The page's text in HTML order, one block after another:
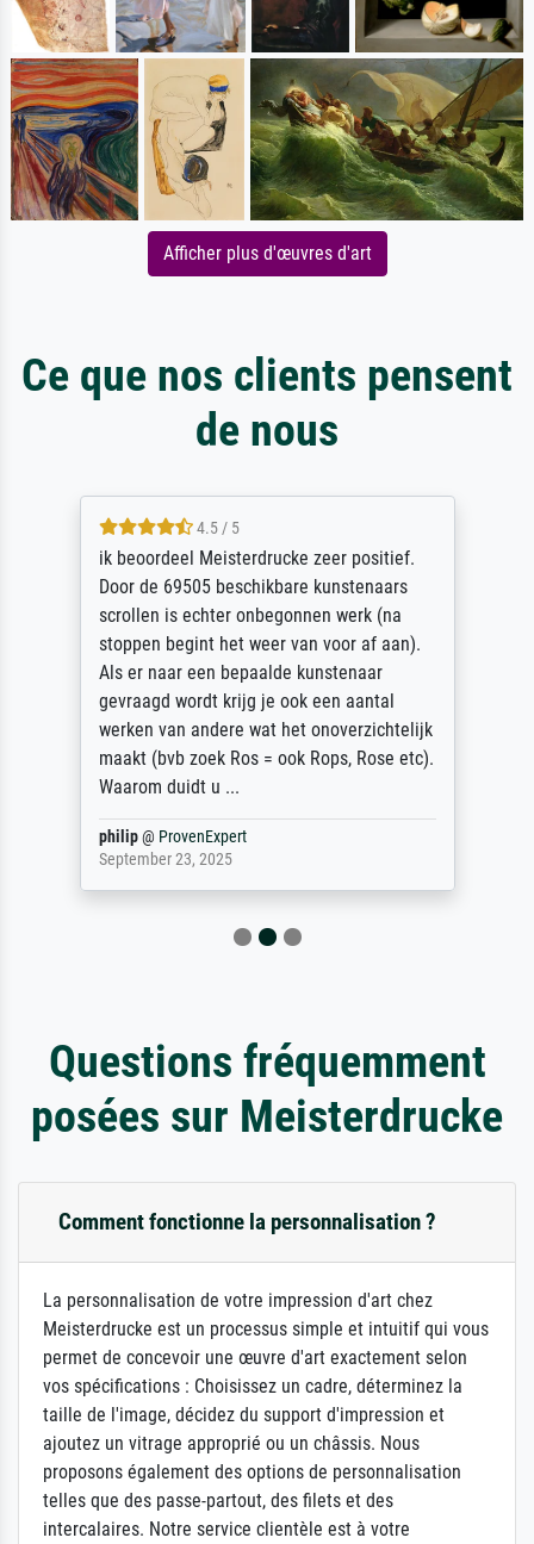
Afficher plus d'œuvres d'art
Ce que nos clients pensent
de nous
4.5 / 5
ik beoordeel Meisterdrucke zeer positief.
Door de 69505 beschikbare kunstenaars
scrollen is echter onbegonnen werk (na
stoppen begint het weer van voor af aan).
Als er naar een bepaalde kunstenaar
gevraagd wordt krijg je ook een aantal
werken van andere wat het onoverzichtelijk
maakt (bvb zoek Ros = ook Rops, Rose etc).
Waarom duidt u ...
philip@ ProvenExpert
September 23, 2025
Questions fréquemment
posées sur Meisterdrucke
Comment fonctionne la personnalisation ?
La personnalisation de votre impression d'art chez
Meisterdrucke est un processus simple et intuitif qui vous
permet de concevoir une œuvre d'art exactement selon
vos spécifications : Choisissez un cadre, déterminez la
taille de l'image, décidez du support d'impression et
ajoutez un vitrage approprié ou un châssis. Nous
proposons également des options de personnalisation
telles que des passe-partout, des filets et des
intercalaires. Notre service clientèle est à votre